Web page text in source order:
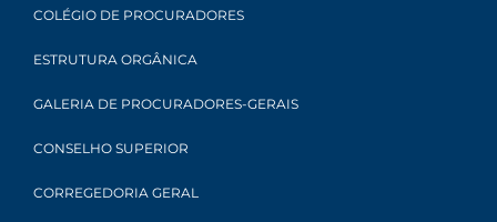
COLÉGIO DE PROCURADORES
ESTRUTURA ORGÂNICA
GALERIA DE PROCURADORES-GERAIS
CONSELHO SUPERIOR
CORREGEDORIA GERAL